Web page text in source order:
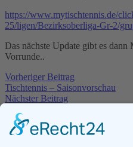
https://www.mytischtennis.de/
25/ligen/Bezirksoberliga-Gr-2/
Das nächste Update gibt es dann
Vorrunde..
Vorheriger Beitrag
Tischtennis – Saisonvorschau
Nächster Beitrag
Neueste Beiträge